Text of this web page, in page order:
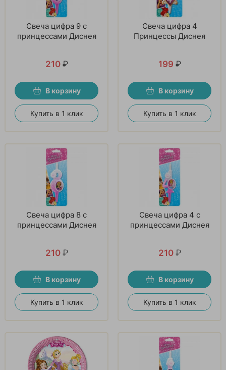
Свеча цифра 9 с
принцессами Диснея
210 ₽
В корзину
Купить в 1 клик
Свеча цифра 4
Принцессы Диснея
199 ₽
В корзину
Купить в 1 клик
Свеча цифра 8 с
принцессами Диснея
210 ₽
В корзину
Купить в 1 клик
Свеча цифра 4 с
принцессами Диснея
210 ₽
В корзину
Купить в 1 клик